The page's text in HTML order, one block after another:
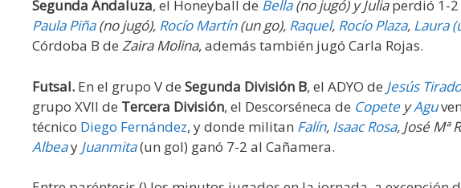
Segunda Andaluza, el Honeyball de Bella(no jugó) y Juliaperdió 1-2
Paula Piña(no jugó), Rocío Martín(un go), Raquel, Rocío Plaza, Laura
Córdoba B de Zaira Molina, además también jugó Carla Rojas.
Futsal. En el grupo V de Segunda División B, el ADYO de Jesús Tirado
grupo XVII de Tercera División, el Descorséneca de Copete yAgu
técnico Diego Fernández, y donde militan Falín, Isaac Rosa, José Mª
Albeay Juanmita(un gol) ganó 7-2 al Cañamera.